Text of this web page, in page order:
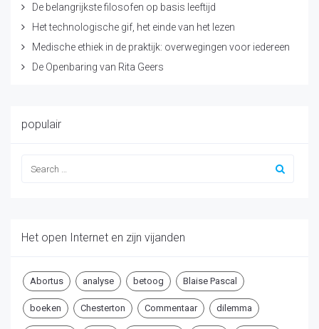
De belangrijkste filosofen op basis leeftijd
Het technologische gif, het einde van het lezen
Medische ethiek in de praktijk: overwegingen voor iedereen
De Openbaring van Rita Geers
populair
Het open Internet en zijn vijanden
Abortus analyse betoog Blaise Pascal
boeken Chesterton Commentaar dilemma